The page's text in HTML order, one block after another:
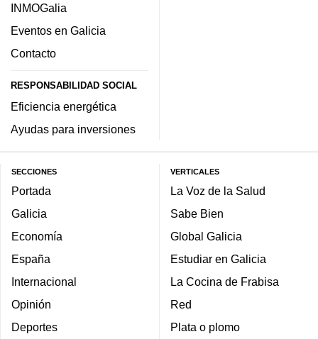
INMOGalia
Eventos en Galicia
Contacto
RESPONSABILIDAD SOCIAL
Eficiencia energética
Ayudas para inversiones
SECCIONES
Portada
Galicia
Economía
España
Internacional
Opinión
Deportes
VERTICALES
La Voz de la Salud
Sabe Bien
Global Galicia
Estudiar en Galicia
La Cocina de Frabisa
Red
Plata o plomo